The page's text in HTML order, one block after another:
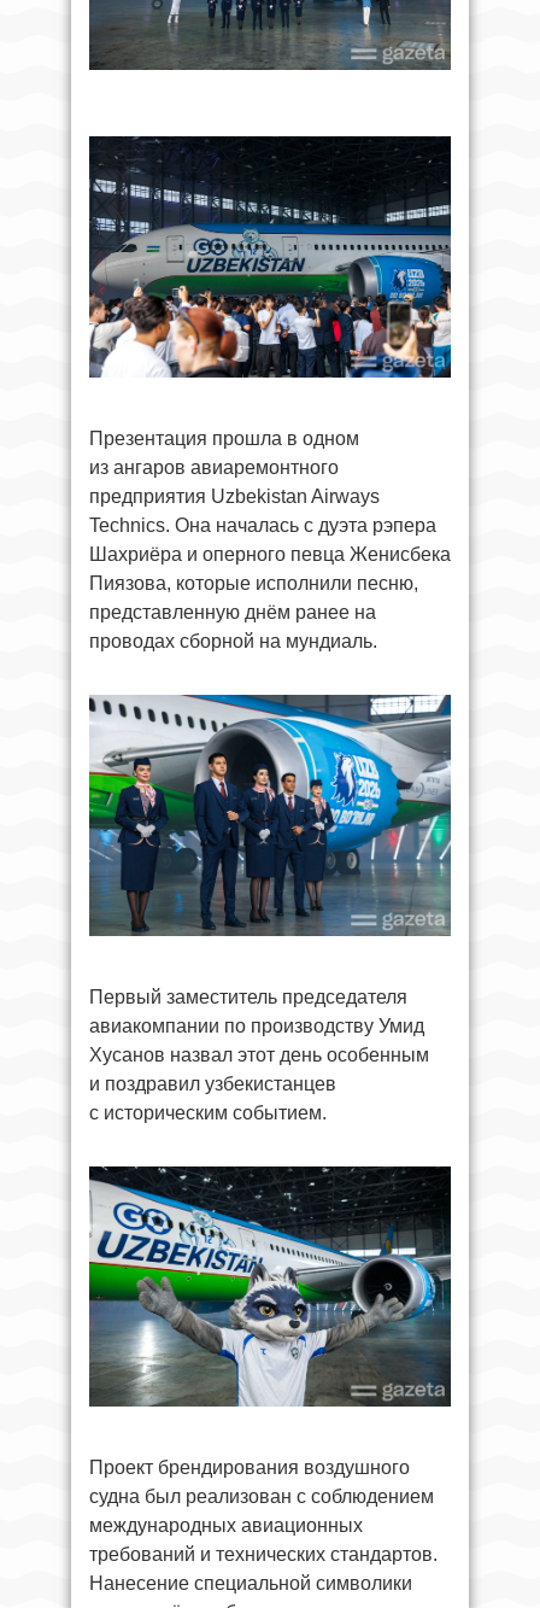
Презентация прошла в одном
из ангаров авиаремонтного
предприятия Uzbekistan Airways
Technics. Она началась с дуэта рэпера
Шахриёра и оперного певца Женисбека
Пиязова, которые исполнили песню,
представленную днём ранее на
проводах сборной на мундиаль.
Первый заместитель председателя
авиакомпании по производству Умид
Хусанов назвал этот день особенным
и поздравил узбекистанцев
с историческим событием.
Проект брендирования воздушного
судна был реализован с соблюдением
международных авиационных
требований и технических стандартов.
Нанесение специальной символики